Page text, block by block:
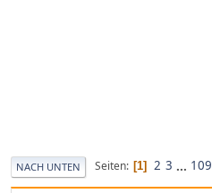
NACH UNTEN Seiten 1 2 3 ... 109